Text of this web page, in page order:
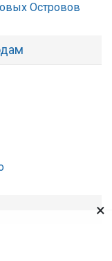
Островов
×